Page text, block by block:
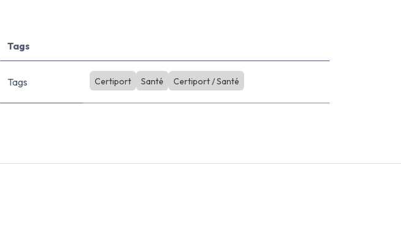
Tags
Tags Certiport Santé Certiport / Santé